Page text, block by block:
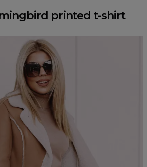
printed t-shirt